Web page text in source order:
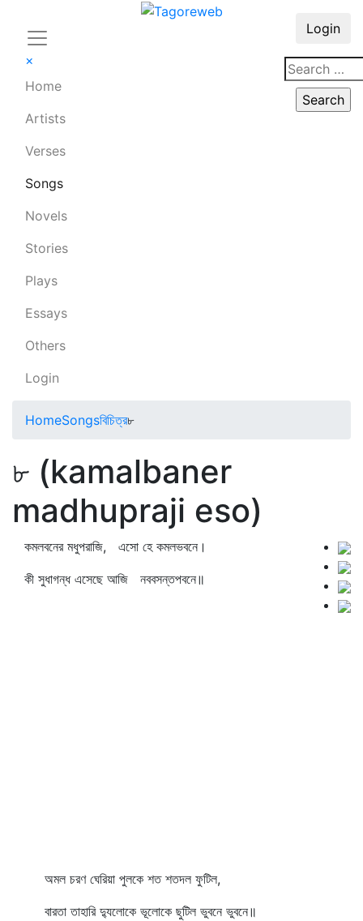
×
Home
Artists
Verses
Songs
Novels
Stories
Plays
Essays
Others
Login
Login
HomeSongsবিচিত্র৮
৮ (kamalbaner
madhupraji eso)
কমলবনের মধুপরাজি, এসো হে কমলভবনে।
কী সুধাগন্ধ এসেছে আজি নববসন্তপবনে॥
অমল চরণ ঘেরিয়া পুলকে শত শতদল ফুটিল,
বারতা তাহারি দ্যুলোকে ভূলোকে ছুটিল ভুবনে ভুবনে॥